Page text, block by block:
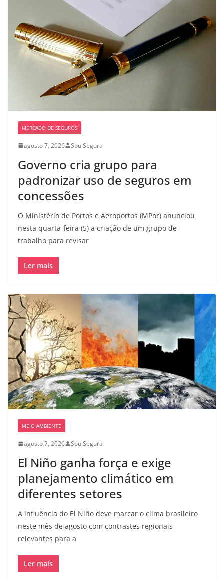
MERCADO DE SEGUROS
agosto 7, 2026 Sou Segura
Governo cria grupo para
padronizar uso de seguros em
concessões
O Ministério de Portos e Aeroportos (MPor) anunciou
nesta quarta-feira (5) a criação de um grupo de
trabalho para revisar
Ler mais
MEIO AMBIENTE
agosto 7, 2026 Sou Segura
El Niño ganha força e exige
planejamento climático em
diferentes setores
A influência do El Niño deve marcar o clima brasileiro
neste mês de agosto com contrastes regionais
relevantes para a
Ler mais